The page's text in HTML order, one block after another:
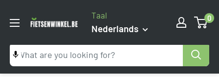
naar
Fietsenwinkel.be
Taal
Nederlands
0